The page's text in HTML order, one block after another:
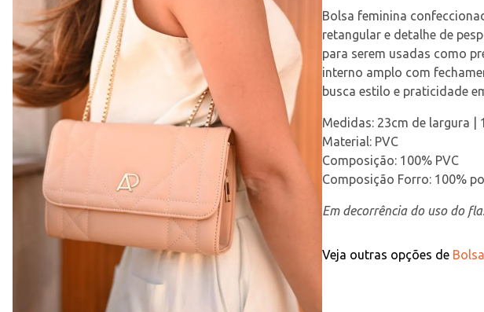
Bolsa feminina
retangular e detalhe de
para serem usadas como
interno amplo com
busca estilo e praticidade
Medidas: 23cm de largura |
Material: PVC
Composição: 100% PVC
Composição Forro: 100%
Em decorrência do uso do
Veja outras opções de